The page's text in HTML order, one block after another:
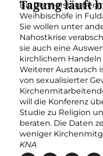
Tagung läuft
Bis Donnerstag
Weihbischöfe in
Sie wollen unter
Nahostkrise
sie auch eine
kirchlichem Handeln
Weiterer Austausch
von sexualisierter
will die Konferenz
Studie zu Religion
beraten. Die Daten
weniger
KNA